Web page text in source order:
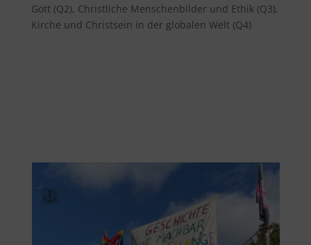
Gott (Q2), Christliche Menschenbilder und Ethik (Q3),
Kirche und Christsein in der globalen Welt (Q4)